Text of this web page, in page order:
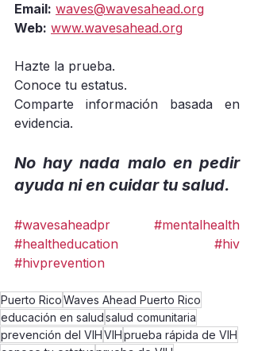
Email: waves@wavesahead.org
Web: www.wavesahead.org
Hazte la prueba.
Conoce tu estatus.
Comparte información basada en
evidencia.
No hay nada malo en pedir
ayuda ni en cuidar tu salud.
#wavesaheadpr
#mentalhealth
#healtheducation
#hiv
#hivprevention
Puerto RicoWaves Ahead Puerto Rico
educación en saludsalud comunitaria
prevención del VIHVIHprueba rápida de VIH